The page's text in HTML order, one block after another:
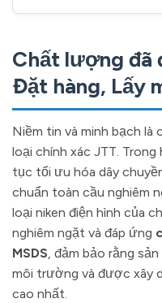
Chất lượng đã
Đặt hàng, Lấy
Niềm tin và minh bạch
loại chính xác JTT.
tục tối ưu hóa dây
chuẩn toàn cầu nghiêm
loại niken điện hình của
nghiêm ngặt và đáp ứng
MSDS, đảm bảo rằng
môi trường và được xây
cao nhất.